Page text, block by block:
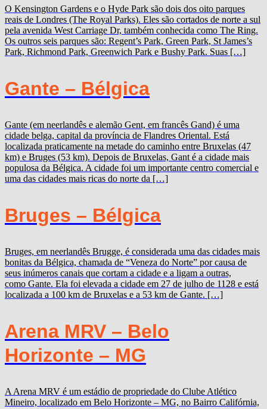
O Kensington Gardens e o Hyde Park são dois dos oito parques
reais de Londres (The Royal Parks). Eles são cortados de norte a sul
pela avenida West Carriage Dr, também conhecida como The Ring.
Os outros seis parques são: Regent’s Park, Green Park, St James’s
Park, Richmond Park, Greenwich Park e Bushy Park. Suas […]
Gante – Bélgica
Gante (em neerlandês e alemão Gent, em francês Gand) é uma
cidade belga, capital da província de Flandres Oriental. Está
localizada praticamente na metade do caminho entre Bruxelas (47
km) e Bruges (53 km). Depois de Bruxelas, Gant é a cidade mais
populosa da Bélgica. A cidade foi um importante centro comercial e
uma das cidades mais ricas do norte da […]
Bruges – Bélgica
Bruges, em neerlandês Brugge, é considerada uma das cidades mais
bonitas da Bélgica, chamada de “Veneza do Norte” por causa de
seus inúmeros canais que cortam a cidade e a ligam a outras,
como Gante. Ela foi elevada a cidade em 27 de julho de 1128 e está
localizada a 100 km de Bruxelas e a 53 km de Gante. […]
Arena MRV – Belo
Horizonte – MG
A Arena MRV é um estádio de propriedade do Clube Atlético
Mineiro, localizado em Belo Horizonte – MG, no Bairro Califórnia,